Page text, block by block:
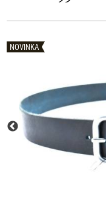
NOVINKA
NOVINKA
NOVINKA
NOVINKA
NOVINKA
NOVINKA
NOVINKA